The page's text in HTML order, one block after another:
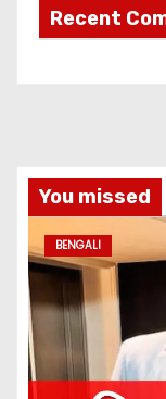
Recent
You missed
BENGALI